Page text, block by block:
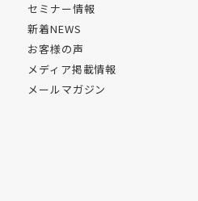
セミナー情報
新着NEWS
お客様の声
メディア掲載情報
メールマガジン